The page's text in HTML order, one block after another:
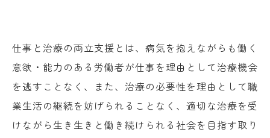
仕事と治療の両立支援とは、病気を抱えながらも働く
意欲・能力のある労働者が仕事を理由として治療機会
を逃すことなく、また、治療の必要性を理由として職
業生活の継続を妨げられることなく、適切な治療を受
けながら生き生きと働き続けられる社会を目指す取り